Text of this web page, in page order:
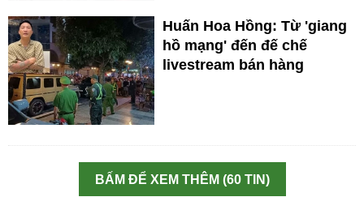
Huấn Hoa Hồng: Từ 'giang
hồ mạng' đến đế chế
livestream bán hàng
BẤM ĐỂ XEM THÊM (60 TIN)